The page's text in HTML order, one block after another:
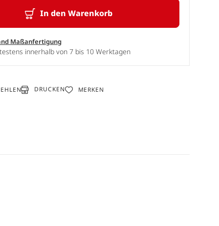
In den Warenkorb
Maßanfertigung
innerhalb von 7 bis 10 Werktagen
DRUCKEN MERKEN